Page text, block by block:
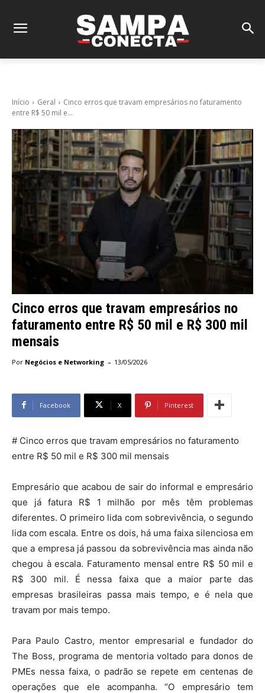
Início Geral
Cinco erros que travam empresários no faturamento
entre R$ 50 mil e...
Cinco erros que travam empresários no
faturamento entre R$ 50 mil e R$ 300 mil
mensais
Por Negócios e Networking - 13/05/2026
Facebook X Pinterest
# Cinco erros que travam empresários no faturamento
entre R$ 50 mil e R$ 300 mil mensais
Empresário que acabou de sair do informal e empresário
que já fatura R$ 1 milhão por mês têm problemas
diferentes. O primeiro lida com sobrevivência, o segundo
lida com escala. Entre os dois, há uma faixa silenciosa em
que a empresa já passou da sobrevivência mas ainda não
chegou à escala. Faturamento mensal entre R$ 50 mil e
R$ 300 mil. É nessa faixa que a maior parte das
empresas brasileiras passa mais tempo, e é nela que
travam por mais tempo.
Para Paulo Castro, mentor empresarial e fundador do
The Boss, programa de mentoria voltado para donos de
PMEs nessa faixa, o padrão se repete em centenas de
operações que ele acompanha. “O empresário tem